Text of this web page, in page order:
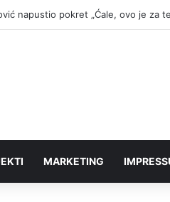
napustio pokret „Ćale, ovo je za
MARKETING